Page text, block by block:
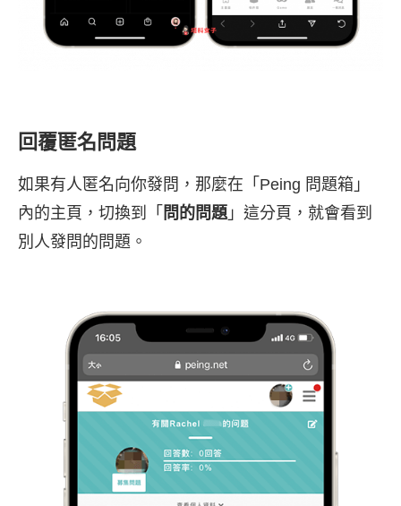
回覆匿名問題
如果有人匿名向你發問，那麼在「Peing 問題箱」
內的主頁，切換到「 問的問題 」這分頁，就會看到
別人發問的問題。